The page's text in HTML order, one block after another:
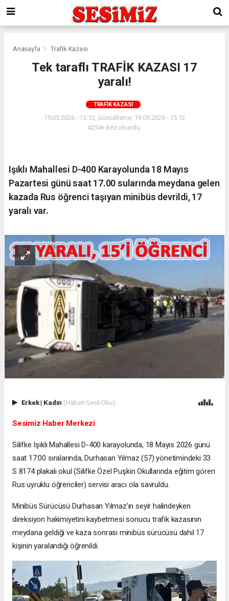
Anasayfa Trafik Kazası
Tek taraflı TRAFİK KAZASI 17
yaralı!
TRAFIK KAZASI
19.05.2026 - 15:12, Güncelleme: 19.05.2026 - 15:12
4254+ kez okundu.
Işıklı Mahallesi D-400 Karayolunda 18 Mayıs
Pazartesi günü saat 17.00 sularında meydana gelen
kazada Rus öğrenci taşıyan minibüs devrildi, 17
yaralı var.
Erkek| Kadın (Haberi Sesli Oku)
Sesimiz Haber Merkezi
Silifke Işıklı Mahallesi D-400 karayolunda, 18 Mayıs 2026 günü
saat 17:00 sıralarında, Durhasan Yılmaz (57) yönetimindeki 33
S 8174 plakalı okul (Silifke Özel Puşkin Okullarında eğitim gören
Rus uyruklu öğrenciler) servisi aracı ola savruldu.
Minibüs Sürücüsü Durhasan Yılmaz’ın seyir halindeyken
direksiyon hakimiyetini kaybetmesi sonucu trafik kazasının
meydana geldiği ve kaza sonrası minibüs sürücüsü dahil 17
kişinin yaralandığı öğrenildi.